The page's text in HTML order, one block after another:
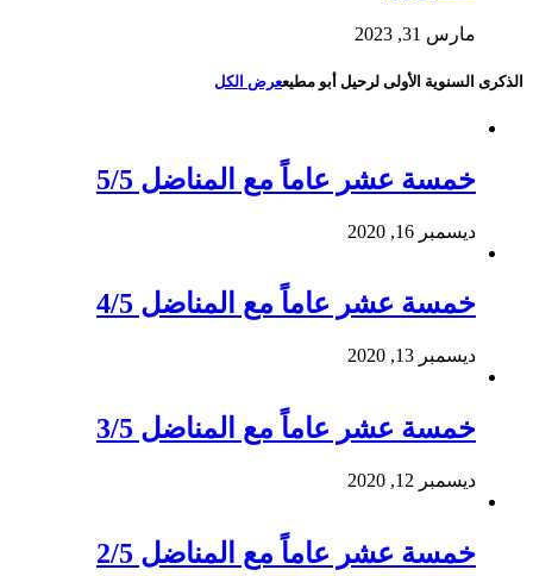
مارس 31, 2023
الذكرى السنوية الأولى لرحيل أبو مطيععرض الكل
خمسة عشر عاماً مع المناضل 5/5
ديسمبر 16, 2020
خمسة عشر عاماً مع المناضل 4/5
ديسمبر 13, 2020
خمسة عشر عاماً مع المناضل 3/5
ديسمبر 12, 2020
خمسة عشر عاماً مع المناضل 2/5